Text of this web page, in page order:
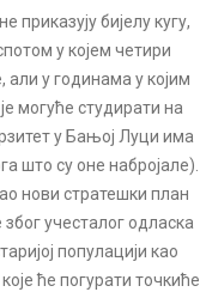
бијелу кугу,
у којем четири
у годинама у којим
могуће студирати на
у Бањој Луци има
што су оне набројале).
нови стратешки план
учесталог одласка
популацији као
ће погурати точкиће